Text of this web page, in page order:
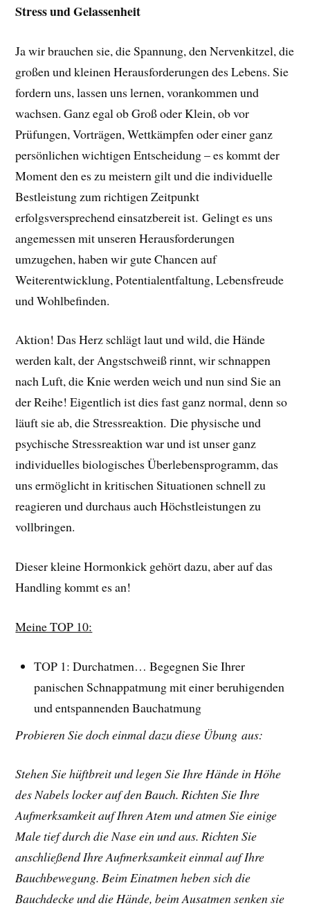
Stress und Gelassenheit
Ja wir brauchen sie, die Spannung, den Nervenkitzel, die
großen und kleinen Herausforderungen des Lebens. Sie
fordern uns, lassen uns lernen, vorankommen und
wachsen. Ganz egal ob Groß oder Klein, ob vor
Prüfungen, Vorträgen, Wettkämpfen oder einer ganz
persönlichen wichtigen Entscheidung – es kommt der
Moment den es zu meistern gilt und die individuelle
Bestleistung zum richtigen Zeitpunkt
erfolgsversprechend einsatzbereit ist. Gelingt es uns
angemessen mit unseren Herausforderungen
umzugehen, haben wir gute Chancen auf
Weiterentwicklung, Potentialentfaltung, Lebensfreude
und Wohlbefinden.
Aktion! Das Herz schlägt laut und wild, die Hände
werden kalt, der Angstschweiß rinnt, wir schnappen
nach Luft, die Knie werden weich und nun sind Sie an
der Reihe! Eigentlich ist dies fast ganz normal, denn so
läuft sie ab, die Stressreaktion. Die physische und
psychische Stressreaktion war und ist unser ganz
individuelles biologisches Überlebensprogramm, das
uns ermöglicht in kritischen Situationen schnell zu
reagieren und durchaus auch Höchstleistungen zu
vollbringen.
Dieser kleine Hormonkick gehört dazu, aber auf das
Handling kommt es an!
Meine TOP 10:
TOP 1: Durchatmen… Begegnen Sie Ihrer
panischen Schnappatmung mit einer beruhigenden
und entspannenden Bauchatmung
Probieren Sie doch einmal dazu diese Übung aus:
Stehen Sie hüftbreit und legen Sie Ihre Hände in Höhe
des Nabels locker auf den Bauch. Richten Sie Ihre
Aufmerksamkeit auf Ihren Atem und atmen Sie einige
Male tief durch die Nase ein und aus. Richten Sie
anschließend Ihre Aufmerksamkeit einmal auf Ihre
Bauchbewegung. Beim Einatmen heben sich die
Bauchdecke und die Hände, beim Ausatmen senken sie